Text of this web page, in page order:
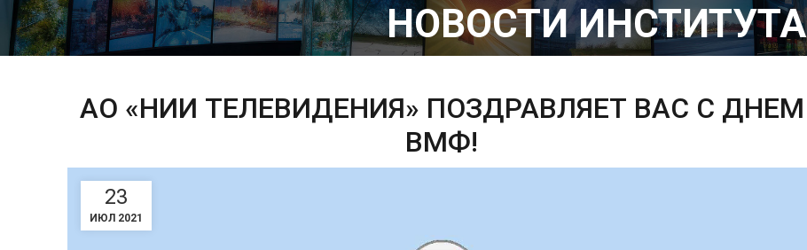
НОВОСТИ ИНСТИТУТА
АО «НИИ ТЕЛЕВИДЕНИЯ» ПОЗДРАВЛЯЕТ ВАС С ДНЕМ
ВМФ!
23
ИЮЛ 2021